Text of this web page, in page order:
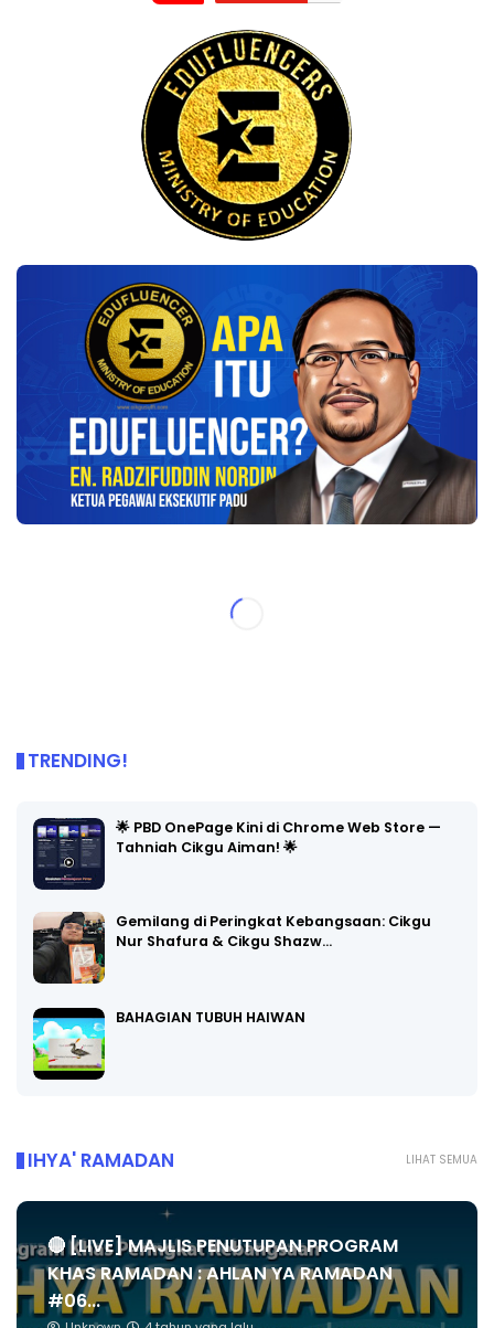
TRENDING!
🌟 PBD OnePage Kini di Chrome Web Store —
Tahniah Cikgu Aiman! 🌟
Gemilang di Peringkat Kebangsaan: Cikgu
Nur Shafura & Cikgu Shazw…
BAHAGIAN TUBUH HAIWAN
LIHAT SEMUA
IHYA' RAMADAN
🔴 [LIVE] MAJLIS PENUTUPAN PROGRAM
KHAS RAMADAN : AHLAN YA RAMADAN
#06...